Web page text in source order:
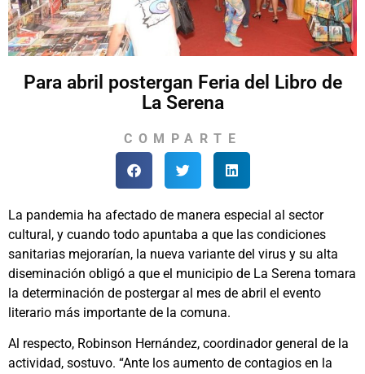
Para abril postergan Feria del Libro de
La Serena
COMPARTE
La pandemia ha afectado de manera especial al sector
cultural, y cuando todo apuntaba a que las condiciones
sanitarias mejorarían, la nueva variante del virus y su alta
diseminación obligó a que el municipio de La Serena tomara
la determinación de postergar al mes de abril el evento
literario más importante de la comuna.
Al respecto, Robinson Hernández, coordinador general de la
actividad, sostuvo. “Ante los aumento de contagios en la